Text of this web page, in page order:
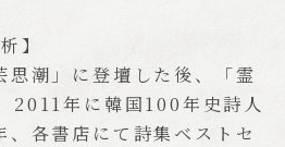
】
潮」に登壇した後、「霊
2011年に韓国100年史詩人
各書店にて詩集ベストセ